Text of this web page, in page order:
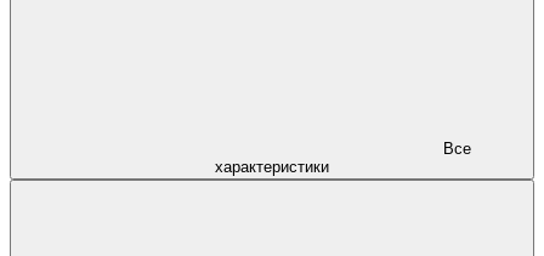
характеристики